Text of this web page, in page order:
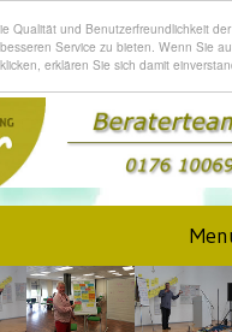
Qualität und Benutzerfreundlichkeit
Service zu bieten. Wenn Sie
klicken, erklären Sie sich damit